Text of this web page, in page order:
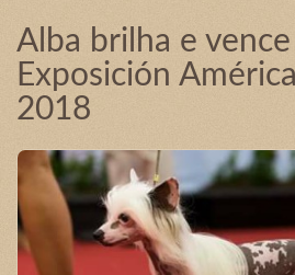
Alba brilha e vence
Exposición
2018